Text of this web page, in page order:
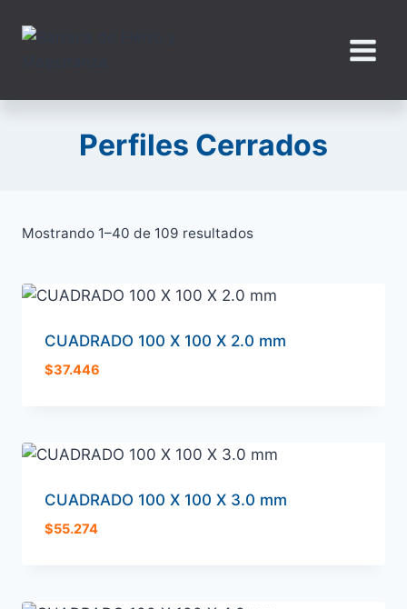
Perfiles Cerrados
Mostrando 1–40 de 109 resultados
CUADRADO 100 X 100 X 2.0 mm
$37.446
CUADRADO 100 X 100 X 3.0 mm
$55.274